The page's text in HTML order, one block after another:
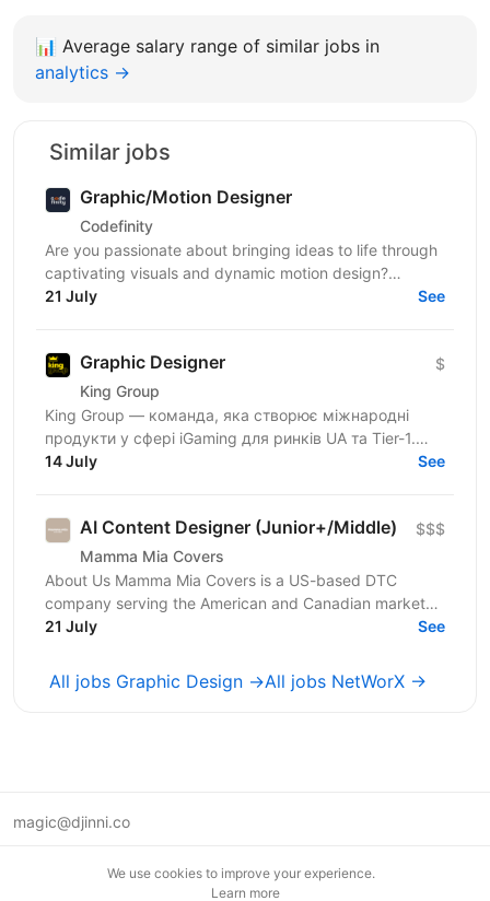
📊 Average salary range of similar jobs in
analytics →
Similar jobs
Graphic/Motion Designer
Codefinity
Are you passionate about bringing ideas to life through
captivating visuals and dynamic motion design?
Codefinity, a leading online learning platform, is...
21 July See
Graphic Designer
King Group
$
King Group — команда, яка створює міжнародні
продукти у сфері iGaming для ринків UA та Tier-1.
Нашими продуктами щодня користуються мільйони
14 July See
AI Content Designer (Junior+/Middle)
Mamma Mia Covers
$$$
About Us Mamma Mia Covers is a US-based DTC
company serving the American and Canadian markets,
and the exclusive distributor of the Italian brand
21 July See
All jobs Graphic Design →All jobs NetWorX →
magic@djinni.co
We use cookies to improve your experience.
Learn more